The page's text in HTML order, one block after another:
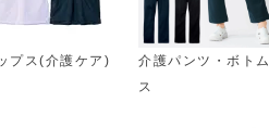
プス(介護ケア)
介護パンツ・ボトム
ス